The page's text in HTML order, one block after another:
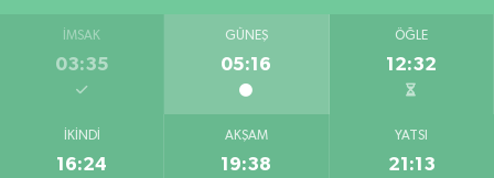
İMSAK
03:35
GÜNEŞ
05:16
ÖĞLE
12:32
İKINDI
16:24
AKŞAM
19:38
YATSI
21:13